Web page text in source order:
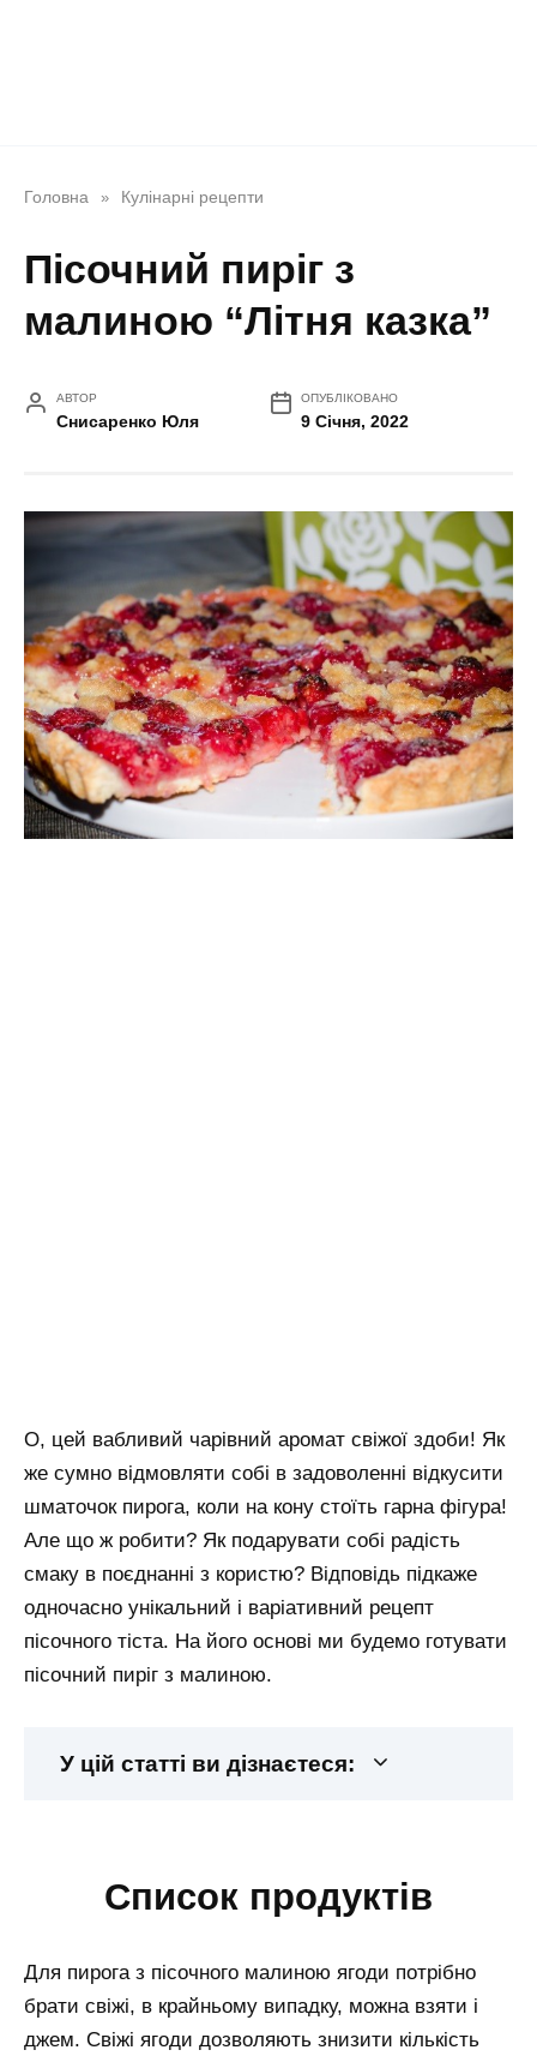
Головна » Кулінарні рецепти
Пісочний пиріг з
малиною “Літня казка”
АВТОР
Снисаренко Юля
ОПУБЛІКОВАНО
9 Січня, 2022
О, цей вабливий чарівний аромат свіжої здоби! Як
же сумно відмовляти собі в задоволенні відкусити
шматочок пирога, коли на кону стоїть гарна фігура!
Але що ж робити? Як подарувати собі радість
смаку в поєднанні з користю? Відповідь підкаже
одночасно унікальний і варіативний рецепт
пісочного тіста. На його основі ми будемо готувати
пісочний пиріг з малиною.
У цій статті ви дізнаєтеся:
список продуктів
Для пирога з пісочного малиною ягоди потрібно
брати свіжі, в крайньому випадку, можна взяти і
джем. Свіжі ягоди дозволяють знизити кількість